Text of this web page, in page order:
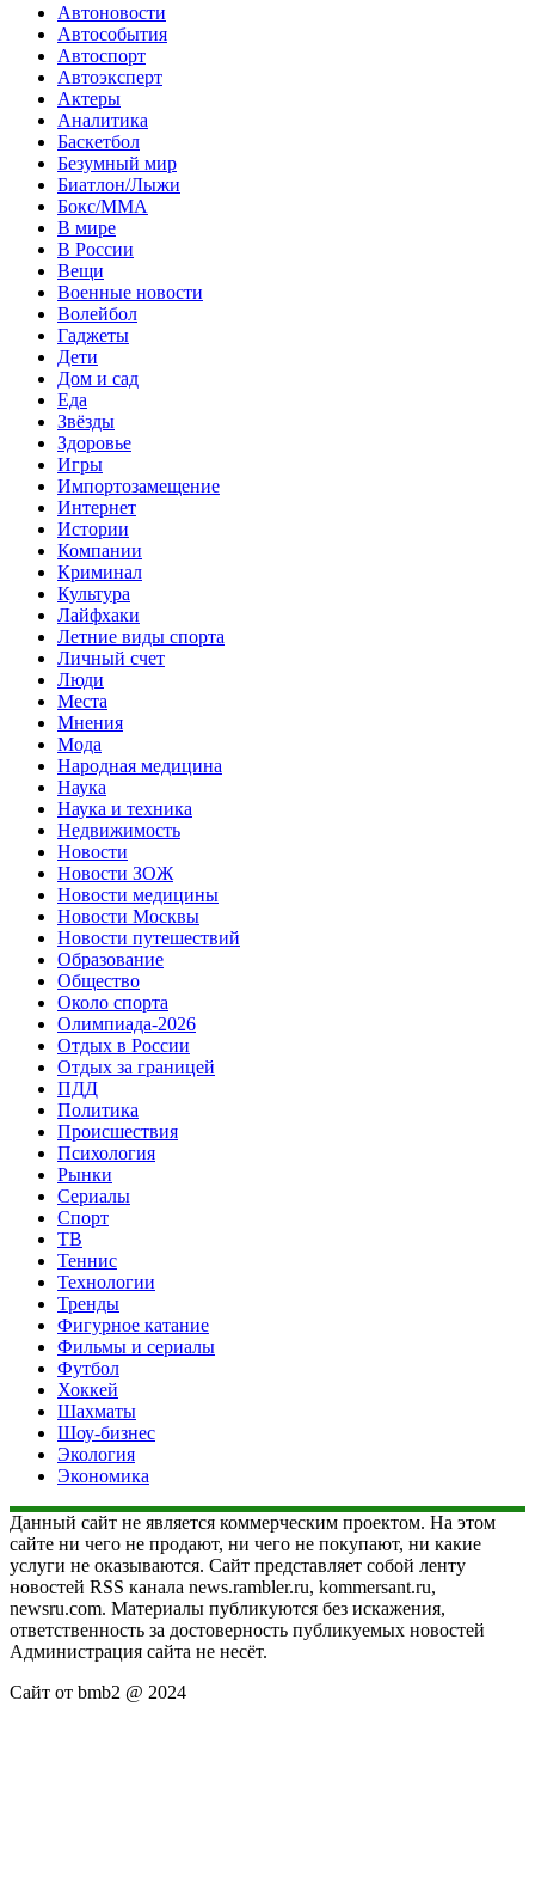
Автоновости
Автособытия
Автоспорт
Автоэксперт
Актеры
Аналитика
Баскетбол
Безумный мир
Биатлон/Лыжи
Бокс/MMA
В мире
В России
Вещи
Военные новости
Волейбол
Гаджеты
Дети
Дом и сад
Еда
Звёзды
Здоровье
Игры
Импортозамещение
Интернет
Истории
Компании
Криминал
Культура
Лайфхаки
Летние виды спорта
Личный счет
Люди
Места
Мнения
Мода
Народная медицина
Наука
Наука и техника
Недвижимость
Новости
Новости ЗОЖ
Новости медицины
Новости Москвы
Новости путешествий
Образование
Общество
Около спорта
Олимпиада-2026
Отдых в России
Отдых за границей
ПДД
Политика
Происшествия
Психология
Рынки
Сериалы
Спорт
ТВ
Теннис
Технологии
Тренды
Фигурное катание
Фильмы и сериалы
Футбол
Хоккей
Шахматы
Шоу-бизнес
Экология
Экономика
Данный сайт не является коммерческим проектом. На этом
сайте ни чего не продают, ни чего не покупают, ни какие
услуги не оказываются. Сайт представляет собой ленту
новостей RSS канала news.rambler.ru, kommersant.ru,
newsru.com. Материалы публикуются без искажения,
ответственность за достоверность публикуемых новостей
Администрация сайта не несёт.
Сайт от bmb2 @ 2024